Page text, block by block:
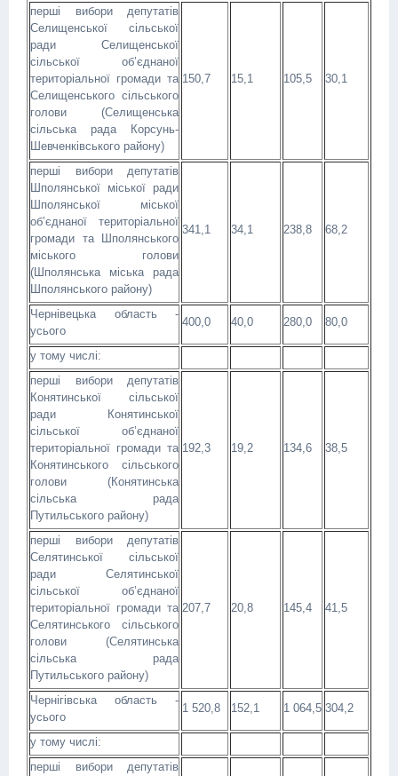
перші вибори депутатів
Селищенської сільської
ради Селищенської
сільської об’єднаної
територіальної громади та
Селищенського сільського
голови (Селищенська
сільська рада Корсунь-
Шевченківського району)
150,7 15,1 105,5 30,1
перші вибори депутатів
Шполянської міської ради
Шполянської міської
об’єднаної територіальної
громади та Шполянського
міського голови
(Шполянська міська рада
Шполянського району)
341,1 34,1 238,8 68,2
Чернівецька область -
усього
400,0 40,0 280,0 80,0
у тому числі:
перші вибори депутатів
Конятинської сільської
ради Конятинської
сільської об’єднаної
територіальної громади та
Конятинського сільського
голови (Конятинська
сільська рада
Путильського району)
192,3 19,2 134,6 38,5
перші вибори депутатів
Селятинської сільської
ради Селятинської
сільської об’єднаної
територіальної громади та
Селятинського сільського
голови (Селятинська
сільська рада
Путильського району)
207,7 20,8 145,4 41,5
Чернігівська область -
усього
1 520,8 152,1 1 064,5 304,2
у тому числі:
перші вибори депутатів